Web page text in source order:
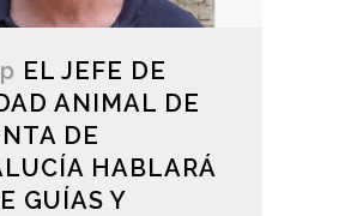
EL JEFE DE
ANIMAL DE
DE
HABLARÁ
GUÍAS Y